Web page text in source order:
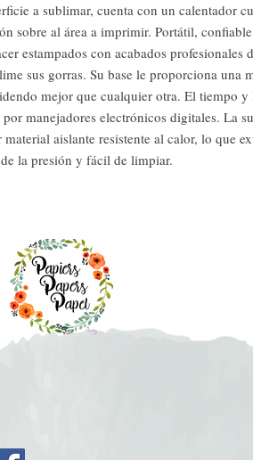
a sublimar, cuenta con un calentador
sobre al área a imprimir. Portátil,
estampados con acabados profesionales
sus gorras. Su base le proporciona una
mejor que cualquier otra. El tiempo y
manejadores electrónicos digitales. La
aislante resistente al calor, lo que
la presión y fácil de limpiar.